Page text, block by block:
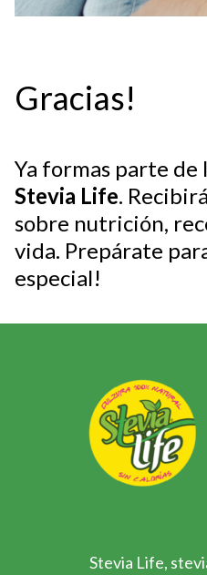
Gracias!
Ya formas parte de
Stevia Life.
sobre nutrición,
vida. Prepárate
especial!
Stevia Life,